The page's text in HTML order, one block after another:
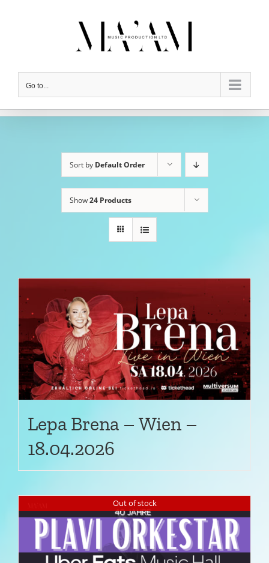
Go to...
Sort by Default Order
Show24 Products
Lepa Brena – Wien –
18.04.2026
Out of stock